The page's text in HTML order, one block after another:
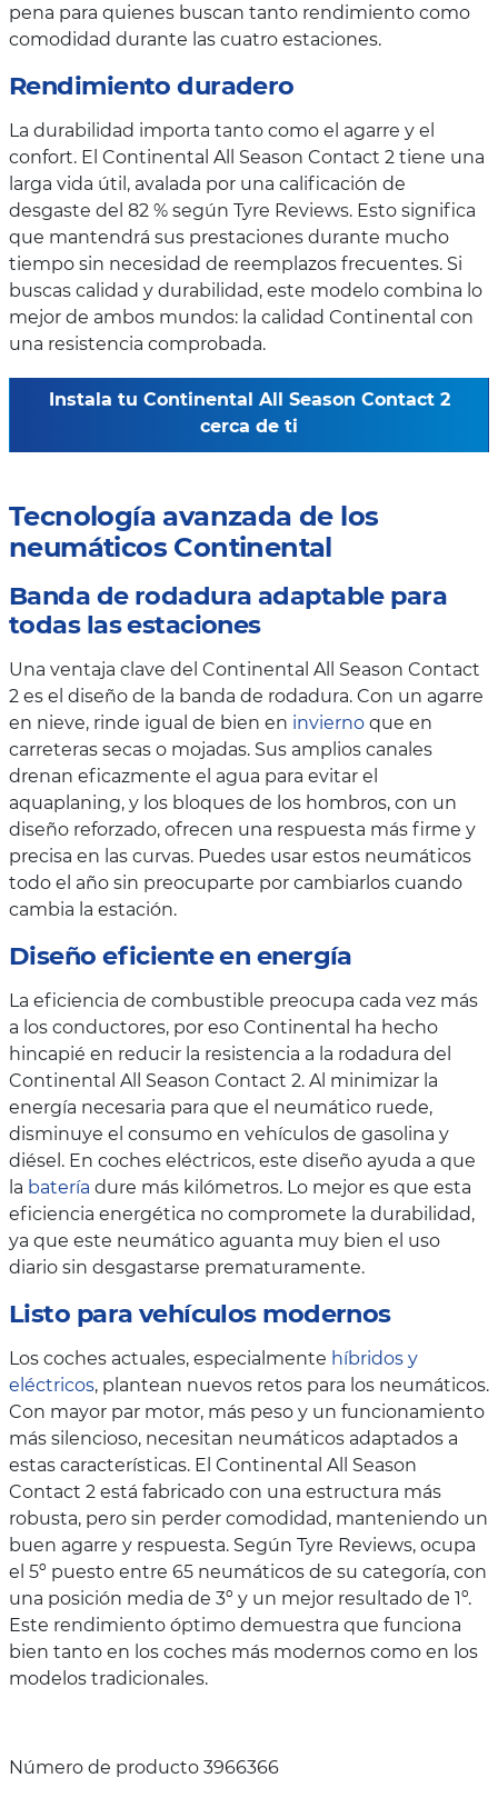
pena para quienes buscan tanto rendimiento como
comodidad durante las cuatro estaciones.
Rendimiento duradero
La durabilidad importa tanto como el agarre y el
confort. El Continental All Season Contact 2 tiene una
larga vida útil, avalada por una calificación de
desgaste del 82 % según Tyre Reviews. Esto significa
que mantendrá sus prestaciones durante mucho
tiempo sin necesidad de reemplazos frecuentes. Si
buscas calidad y durabilidad, este modelo combina lo
mejor de ambos mundos: la calidad Continental con
una resistencia comprobada.
Instala tu Continental All Season Contact 2
cerca de ti
Tecnología avanzada de los
neumáticos Continental
Banda de rodadura adaptable para
todas las estaciones
Una ventaja clave del Continental All Season Contact
2 es el diseño de la banda de rodadura. Con un agarre
en nieve, rinde igual de bien en invierno que en
carreteras secas o mojadas. Sus amplios canales
drenan eficazmente el agua para evitar el
aquaplaning, y los bloques de los hombros, con un
diseño reforzado, ofrecen una respuesta más firme y
precisa en las curvas. Puedes usar estos neumáticos
todo el año sin preocuparte por cambiarlos cuando
cambia la estación.
Diseño eficiente en energía
La eficiencia de combustible preocupa cada vez más
a los conductores, por eso Continental ha hecho
hincapié en reducir la resistencia a la rodadura del
Continental All Season Contact 2. Al minimizar la
energía necesaria para que el neumático ruede,
disminuye el consumo en vehículos de gasolina y
diésel. En coches eléctricos, este diseño ayuda a que
la batería dure más kilómetros. Lo mejor es que esta
eficiencia energética no compromete la durabilidad,
ya que este neumático aguanta muy bien el uso
diario sin desgastarse prematuramente.
Listo para vehículos modernos
Los coches actuales, especialmente híbridos y
eléctricos, plantean nuevos retos para los neumáticos.
Con mayor par motor, más peso y un funcionamiento
más silencioso, necesitan neumáticos adaptados a
estas características. El Continental All Season
Contact 2 está fabricado con una estructura más
robusta, pero sin perder comodidad, manteniendo un
buen agarre y respuesta. Según Tyre Reviews, ocupa
el 5º puesto entre 65 neumáticos de su categoría, con
una posición media de 3º y un mejor resultado de 1º.
Este rendimiento óptimo demuestra que funciona
bien tanto en los coches más modernos como en los
modelos tradicionales.
Número de producto 3966366